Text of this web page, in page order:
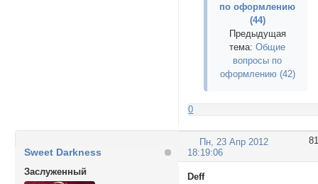
по оформлению
(44)
Предыдущая
тема:Общие
вопросы по
оформлению (42)
0
81
Пн, 23 Апр 2012
18:19:06
Sweet Darkness
Заслуженный
Deff